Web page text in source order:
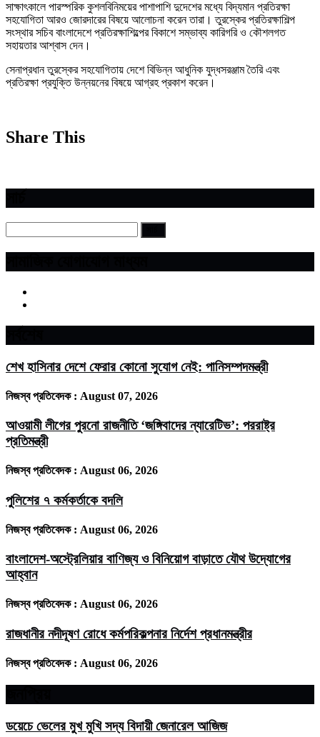
সাক্ষাৎকালে পারস্পরিক কুশলবিনিময়ের পাশাপাশি দুদেশের মধ্যে বিদ্যমান প্রতিরক্ষা
সহযোগিতা আরও জোরদারের বিষয়ে আলোচনা করেন তারা। তুরস্কের প্রতিরক্ষাশিল্প
সংস্থার সচিব বাংলাদেশে প্রতিরক্ষাশিল্পের বিকাশে সম্ভাব্য কারিগরি ও কৌশলগত
সহায়তার আশ্বাস দেন।
সেনাপ্রধান তুরস্কের সহযোগিতায় দেশে বিভিন্ন আধুনিক যুদ্ধসরঞ্জাম তৈরি এবং
প্রতিরক্ষা প্রযুক্তি উন্নয়নের বিষয়ে আগ্রহ প্রকাশ করেন।
Share This
শেখ হাসিনার দেশে ফেরার কোনো সুযোগ নেই: পানিসম্পদমন্ত্রী
নিজস্ব প্রতিবেদক : August 07, 2026
আওয়ামী লীগের পুরনো রাজনীতি ‘জঙ্গিবাদের ন্যারেটিভ’: পররাষ্ট্র
প্রতিমন্ত্রী
নিজস্ব প্রতিবেদক : August 06, 2026
পুলিশের ৭ কর্মকর্তাকে বদলি
নিজস্ব প্রতিবেদক : August 06, 2026
বাংলাদেশ-অস্ট্রেলিয়ার বাণিজ্য ও বিনিয়োগ বাড়াতে যৌথ উদ্যোগের
আহ্বান
নিজস্ব প্রতিবেদক : August 06, 2026
রাজধানীর নদীদূষণ রোধে কর্মপরিকল্পনার নির্দেশ প্রধানমন্ত্রীর
নিজস্ব প্রতিবেদক : August 06, 2026
ডয়েচে ভেলের মুখ মুখি সদ্য বিদায়ী জেনারেল আজিজ